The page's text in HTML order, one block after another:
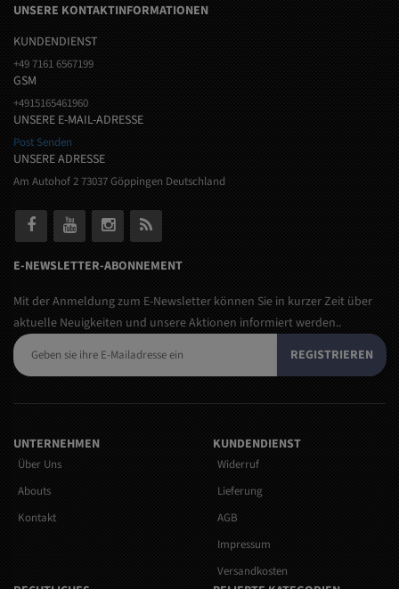
UNSERE KONTAKTINFORMATIONEN
KUNDENDIENST
+49 7161 6567199
GSM
+4915165461960
UNSERE E-MAIL-ADRESSE
Post Senden
UNSERE ADRESSE
Am Autohof 2 73037 Göppingen Deutschland
E-NEWSLETTER-ABONNEMENT
Mit der Anmeldung zum E-Newsletter können Sie in kurzer Zeit über
aktuelle Neuigkeiten und unsere Aktionen informiert werden..
REGISTRIEREN
UNTERNEHMEN
Über Uns
Abouts
Kontakt
KUNDENDIENST
Widerruf
Lieferung
AGB
Impressum
Versandkosten